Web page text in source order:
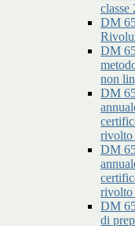
classe
DM
DM
non
DM
rivolto
DM
rivolto
DM
di